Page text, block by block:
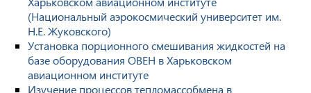
(Национальный аэрокосмический университет им.
Н.Е. Жуковского)
Установка порционного смешивания жидкостей на
базе оборудования ОВЕН в Харьковском
авиационном институте
Изучение процессов тепломассобмена в